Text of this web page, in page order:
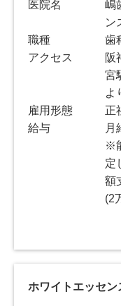
医院名
嶋
ン
職種
歯
アクセス
阪
宮
よ
雇用形態
正
給与
月
※
定
額
(2
ホワイトエッセン